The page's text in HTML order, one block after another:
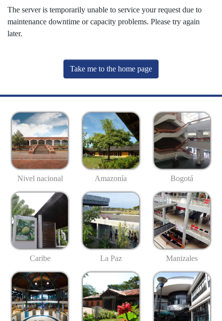
The server is temporarily unable to service your request due to
maintenance downtime or capacity problems. Please try again
later.
Take me to the home page
Nivel nacional Amazonía Bogotá
Caribe La Paz Manizales